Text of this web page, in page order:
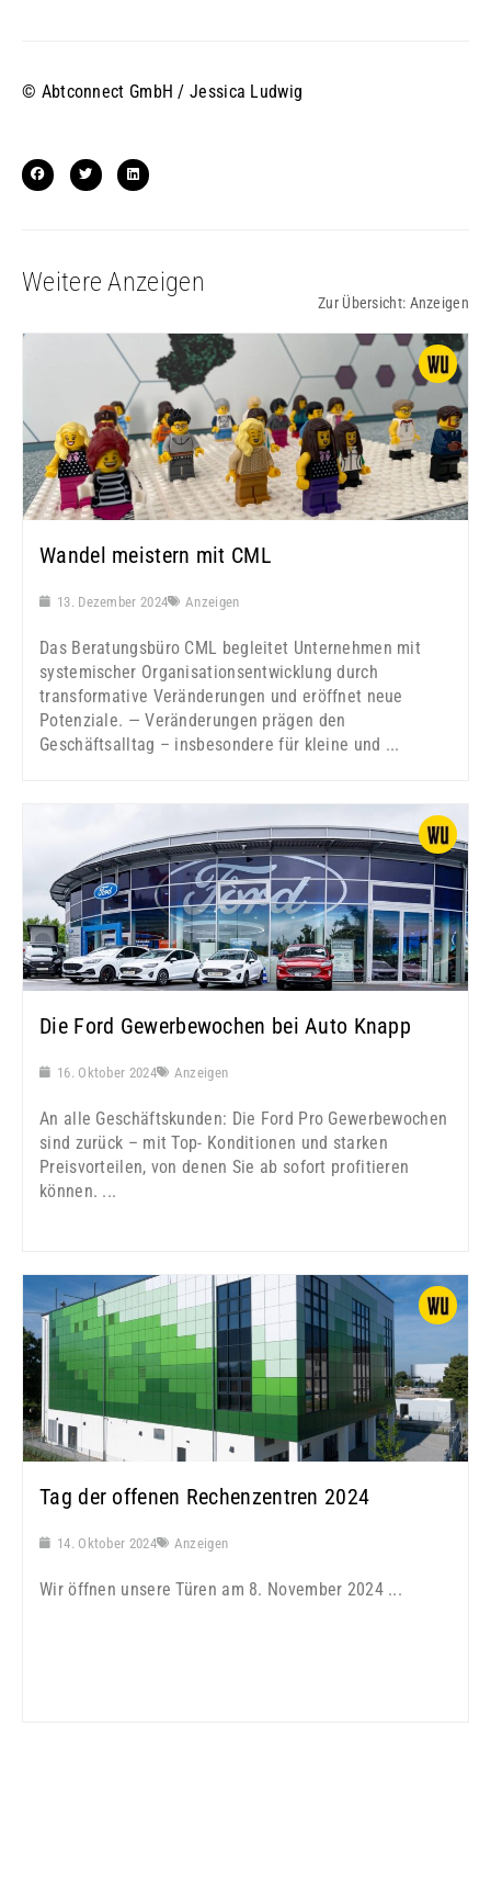
© Abtconnect GmbH / Jessica Ludwig
Weitere Anzeigen
Zur Übersicht: Anzeigen
Wandel meistern mit CML
13. Dezember 2024 Anzeigen
Das Beratungsbüro CML begleitet Unternehmen mit
systemischer Organisationsentwicklung durch
transformative Veränderungen und eröffnet neue
Potenziale. — Veränderungen prägen den
Geschäftsalltag – insbesondere für kleine und ...
Die Ford Gewerbewochen bei Auto Knapp
16. Oktober 2024 Anzeigen
An alle Geschäftskunden: Die Ford Pro Gewerbewochen
sind zurück – mit Top- Konditionen und starken
Preisvorteilen, von denen Sie ab sofort profitieren
können. ...
Tag der offenen Rechenzentren 2024
14. Oktober 2024 Anzeigen
Wir öffnen unsere Türen am 8. November 2024 ...